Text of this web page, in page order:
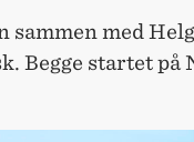
sammen med
Begge startet på